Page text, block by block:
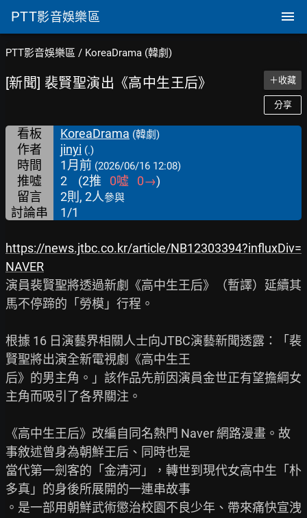
PTT影音娛樂區
PTT影音娛樂區 / KoreaDrama (韓劇)
[新聞] 裴賢聖演出《高中生王后》 ＋收藏
分享
看板 KoreaDrama (韓劇)
作者 jinyi (.)
時間 1月前 (2026/06/16 12:08)
推噓 2 (2推 0噓 0→)
留言
2則, 2人參與
討論串 1/1
https://news.jtbc.co.kr/article/NB12303394?influxDiv=
NAVER
演員裴賢聖將透過新劇《高中生王后》（暫譯）延續其
馬不停蹄的「勞模」行程。
根據 16 日演藝界相關人士向JTBC演藝新聞透露：「裴
賢聖將出演全新電視劇《高中生王
后》的男主角。」該作品先前因演員金世正有望擔綱女
主角而吸引了各界關注。
《高中生王后》改編自同名熱門 Naver 網路漫畫。故
事敘述曾身為朝鮮王后、同時也是
當代第一劍客的「金清河」，轉世到現代女高中生「朴
多真」的身後所展開的一連串故事
。是一部用朝鮮武術懲治校園不良少年、帶來痛快宣洩